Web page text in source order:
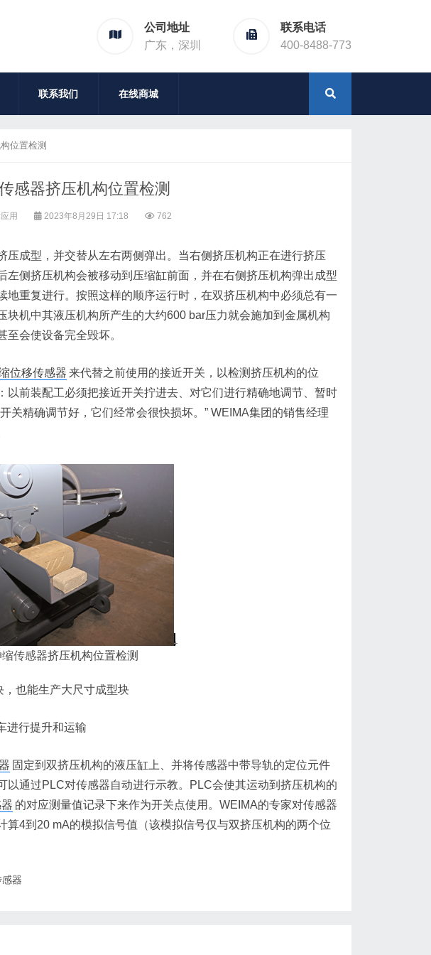
公司地址
广东，深圳
联系电话
400-8488-773
联系我们 在线商城
位置检测
感器挤压机构位置检测
用 2023年8月29日 17:18 762
成型，并交替从左右两侧弹出。当右侧挤压机构正在进行挤压
左侧挤压机构会被移动到压缩缸前面，并在右侧挤压机构弹出成型
地重复进行。按照这样的顺序运行时，在双挤压机构中必须总有一
机中其液压机构所产生的大约600 bar压力就会施加到金属机构
至会使设备完全毁坏。
位移传感器 来代替之前使用的接近开关，以检测挤压机构的位
以前装配工必须把接近开关拧进去、对它们进行精确地调节、暂时
关精确调节好，它们经常会很快损坏。” WEIMA集团的销售经理
传感器挤压机构位置检测
也能生产大尺寸成型块
行提升和运输
固定到双挤压机构的液压缸上、并将传感器中带导轨的定位元件
以通过PLC对传感器自动进行示教。PLC会使其运动到挤压机构的
的对应测量值记录下来作为开关点使用。WEIMA的专家对传感器
4到20 mA的模拟信号值（该模拟信号仅与双挤压机构的两个位
器